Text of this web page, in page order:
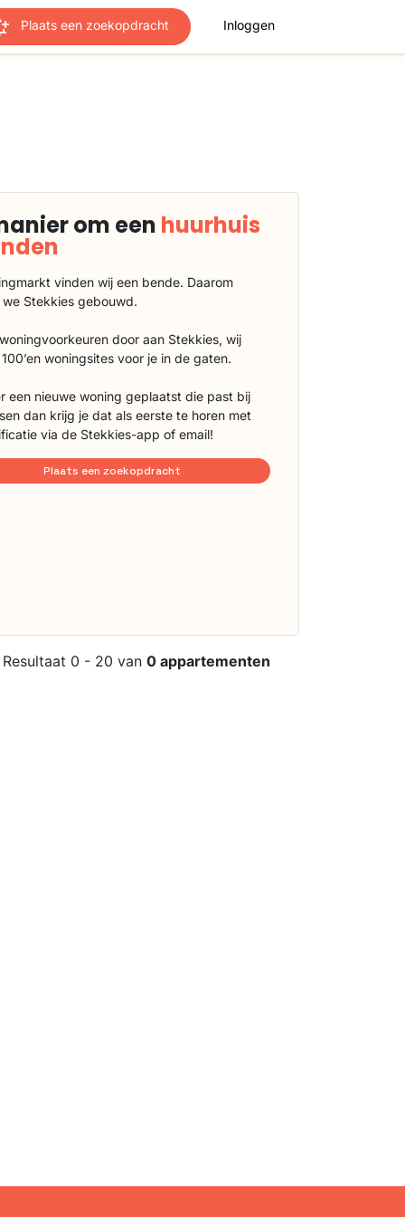
Plaats een zoekopdracht Inloggen
om een huurhuis
vinden wij een bende. Daarom
Stekkies gebouwd.
door aan Stekkies, wij
woningsites voor je in de gaten.
een nieuwe woning geplaatst die past bij
dan krijg je dat als eerste te horen met
via de Stekkies-app of email!
Plaats een zoekopdracht
Resultaat 0 - 20 van 0 appartementen